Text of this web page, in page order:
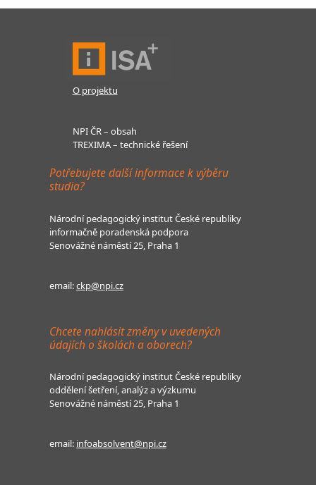
O projektu
NPI ČR – obsah
TREXIMA – technické řešení
Potřebujete další informace k výběru
studia?
Národní pedagogický institut České republiky
informačně poradenská podpora
Senovážné náměstí 25, Praha 1
email:ckp@npi.cz
Chcete nahlásit změny v uvedených
údajích o školách a oborech?
Národní pedagogický institut České republiky
oddělení šetření, analýz a výzkumu
Senovážné náměstí 25, Praha 1
email: infoabsolvent@npi.cz